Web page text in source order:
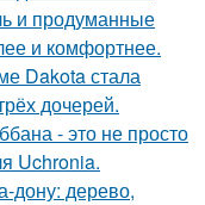
и продуманные
и комфортнее.
Dakota стала
дочерей.
- это не просто
Uchronia.
дону: дерево,